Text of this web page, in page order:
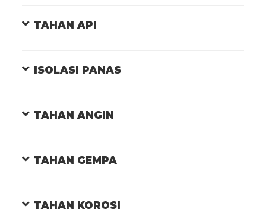
TAHAN API
ISOLASI PANAS
TAHAN ANGIN
TAHAN GEMPA
TAHAN KOROSI